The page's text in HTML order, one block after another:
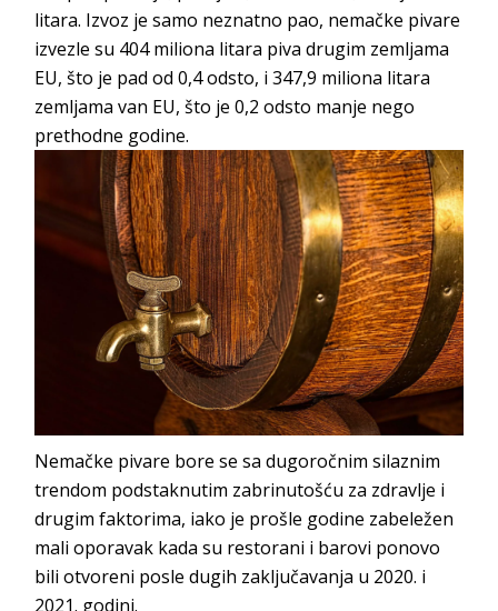
litara. Izvoz je samo neznatno pao, nemačke pivare
izvezle su 404 miliona litara piva drugim zemljama
EU, što je pad od 0,4 odsto, i 347,9 miliona litara
zemljama van EU, što je 0,2 odsto manje nego
prethodne godine.
Nemačke pivare bore se sa dugoročnim silaznim
trendom podstaknutim zabrinutošću za zdravlje i
drugim faktorima, iako je prošle godine zabeležen
mali oporavak kada su restorani i barovi ponovo
bili otvoreni posle dugih zaključavanja u 2020. i
2021. godini.